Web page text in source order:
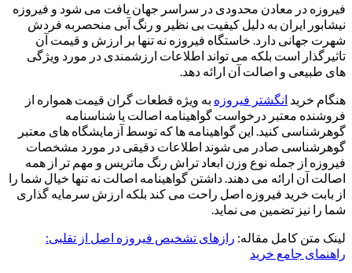
فیروزه در معادن محدودی در سراسر جهان یافت می شود و فیروزه
نیشابور ایران به دلیل کیفیت بی نظیر و رنگ آبی منحصربه فردش
شهرت جهانی دارد. خاستگاه فیروزه نه تنها بر ارزش و قیمت آن
تاثیرگذار است بلکه می تواند اطلاعات ارزشمندی در مورد ویژگی
های طبیعی و اصالت آن ارائه دهد.
هنگام خرید انگشتر فیروزه به ویژه قطعات گران قیمت همواره از
فروشنده معتبر درخواست گواهینامه اصالت یا شناسنامه
گوهرشناسی کنید. این گواهینامه ها که توسط آزمایشگاه های معتبر
گوهرشناسی صادر می شوند اطلاعات دقیقی در مورد مشخصات
فیروزه از جمله نوع وزن ابعاد تراش رنگ ماتریس و مهم تر از همه
اصالت آن ارائه می دهند. داشتن گواهینامه اصالت نه تنها خیال شما را
از بابت خرید فیروزه اصل راحت می کند بلکه ارزش سرمایه گذاری
شما را نیز تضمین می نماید.
لینک متن کامل مقاله: رازهای تشخیص فیروزه اصل از تقلبی:
راهنمای جامع خرید